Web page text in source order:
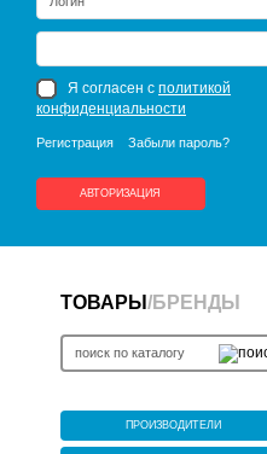
Я согласен с политикой
конфиденциальности
Регистрация Забыли пароль?
АВТОРИЗАЦИЯ
ТОВАРЫ /БРЕНДЫ
ПРОИЗВОДИТЕЛИ